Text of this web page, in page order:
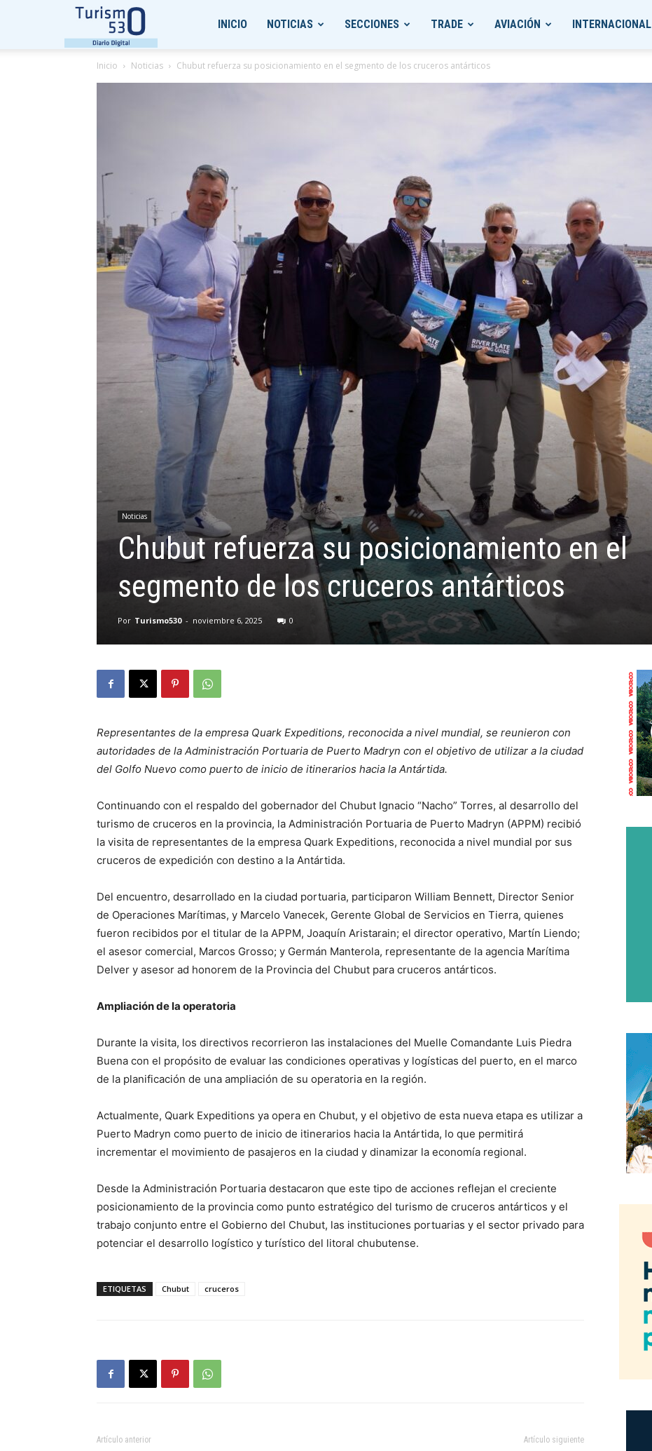
INICIO NOTICIAS SECCIONES TRADE AVIACIÓN INTERNACIONAL
Inicio Noticias Chubut refuerza su posicionamiento en el segmento de los cruceros antárticos
Noticias
Chubut refuerza su posicionamiento en el
segmento de los cruceros antárticos
Por Turismo530 - noviembre 6, 2025 0
Representantes de la empresa Quark Expeditions, reconocida a nivel mundial, se reunieron con
autoridades de la Administración Portuaria de Puerto Madryn con el objetivo de utilizar a la ciudad
del Golfo Nuevo como puerto de inicio de itinerarios hacia la Antártida.
Continuando con el respaldo del gobernador del Chubut Ignacio “Nacho” Torres, al desarrollo del
turismo de cruceros en la provincia, la Administración Portuaria de Puerto Madryn (APPM) recibió
la visita de representantes de la empresa Quark Expeditions, reconocida a nivel mundial por sus
cruceros de expedición con destino a la Antártida.
Del encuentro, desarrollado en la ciudad portuaria, participaron William Bennett, Director Senior
de Operaciones Marítimas, y Marcelo Vanecek, Gerente Global de Servicios en Tierra, quienes
fueron recibidos por el titular de la APPM, Joaquín Aristarain; el director operativo, Martín Liendo;
el asesor comercial, Marcos Grosso; y Germán Manterola, representante de la agencia Marítima
Delver y asesor ad honorem de la Provincia del Chubut para cruceros antárticos.
Ampliación de la operatoria
Durante la visita, los directivos recorrieron las instalaciones del Muelle Comandante Luis Piedra
Buena con el propósito de evaluar las condiciones operativas y logísticas del puerto, en el marco
de la planificación de una ampliación de su operatoria en la región.
Actualmente, Quark Expeditions ya opera en Chubut, y el objetivo de esta nueva etapa es utilizar a
Puerto Madryn como puerto de inicio de itinerarios hacia la Antártida, lo que permitirá
incrementar el movimiento de pasajeros en la ciudad y dinamizar la economía regional.
Desde la Administración Portuaria destacaron que este tipo de acciones reflejan el creciente
posicionamiento de la provincia como punto estratégico del turismo de cruceros antárticos y el
trabajo conjunto entre el Gobierno del Chubut, las instituciones portuarias y el sector privado para
potenciar el desarrollo logístico y turístico del litoral chubutense.
ETIQUETAS Chubut cruceros
Artículo anterior Artículo siguiente